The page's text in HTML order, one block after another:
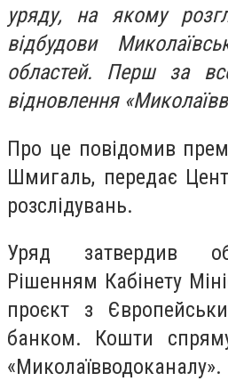
уряду, на якому
відбудови
областей. Перш за
відновлення
Про це повідомив
Шмигаль, передає
розслідувань.
Уряд затвердив
Рішенням Кабінету
проєкт з
банком. Кошти
«Миколаївводоканалу».